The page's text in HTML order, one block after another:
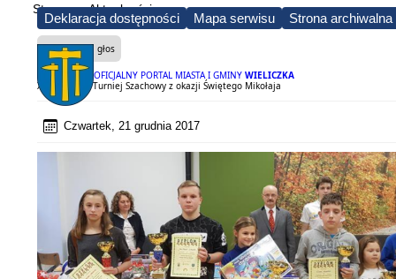
Deklaracja dostępności Mapa serwisu Strona archiwalna
OFICJALNY PORTAL MIASTA I GMINY WIELICZKA
Strona Aktualności
Czytaj na głos
XVII Otwarty Turniej Szachowy z okazji Świętego Mikołaja
Czwartek, 21 grudnia 2017